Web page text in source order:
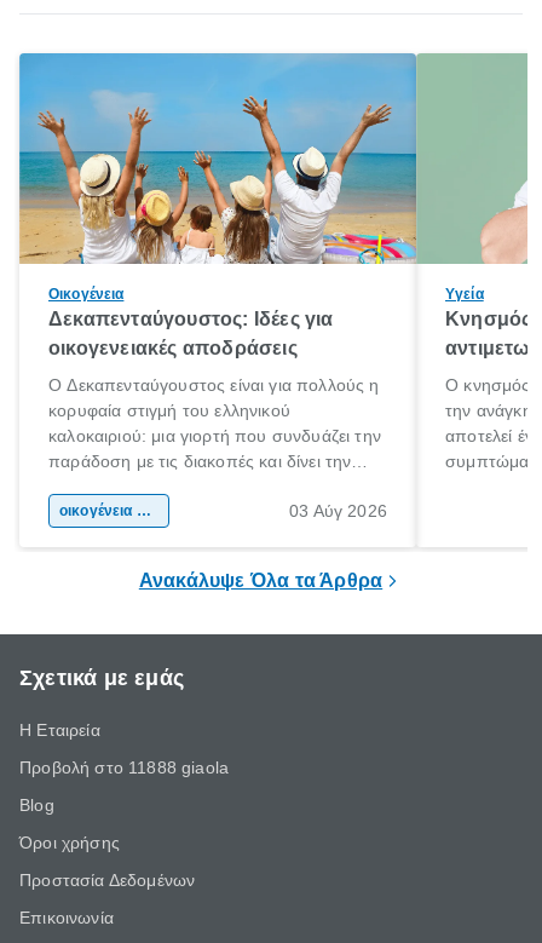
Οικογένεια
Δεκαπενταύγουστος: Ιδέες για
οικογενειακές αποδράσεις
Ο Δεκαπενταύγουστος είναι για πολλούς η
κορυφαία στιγμή του ελληνικού
καλοκαιριού: μια γιορτή που συνδυάζει την
παράδοση με τις διακοπές και δίνει την
χώρας. Είτε πρόκειται για λίγες μέρες
οικογένεια & παιδί 03 Αύγ 2026
Υγεία
Κνησμός:
Ο κνησμός
την ανάγκη
αποτελεί
Ανακάλυψε Όλα τα Άρθρα
Σχετικά με εμάς
Η Εταιρεία
Προβολή στο 11888 giaola
Blog
Όροι χρήσης
Προστασία Δεδομένων
Επικοινωνία